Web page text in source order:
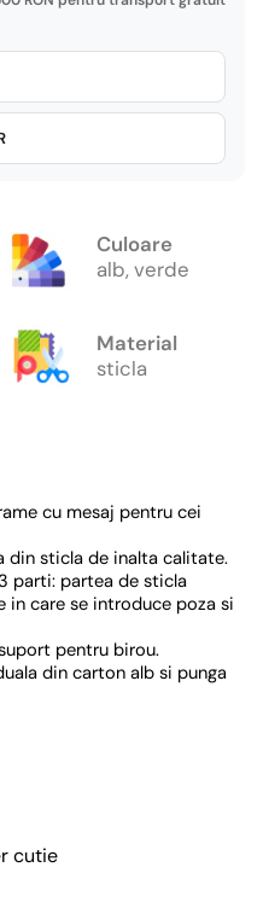
Culoare
alb, verde
Material
sticla
cu mesaj pentru cei
din sticla de inalta calitate.
parti: partea de sticla
in care se introduce poza si
pentru birou.
din carton alb si punga
cutie